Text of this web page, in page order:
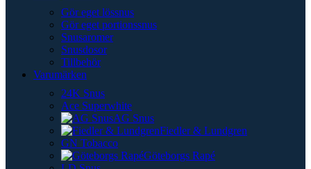
Gör eget lössnus
Gör eget portionssnus
Snusaromer
Snusdosor
Tillbehör
Varumärken
24K Snus
Ace Superwhite
AG Snus
Fiedler & Lundgren
GN Tobacco
Göteborgs Rapé